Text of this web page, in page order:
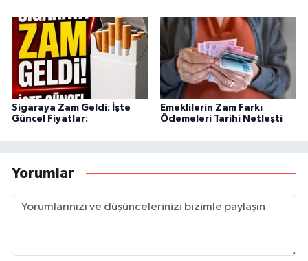
Sigaraya Zam Geldi: İşte
Güncel Fiyatlar:
Emeklilerin Zam Farkı
Ödemeleri Tarihi Netleşti
Yorumlar